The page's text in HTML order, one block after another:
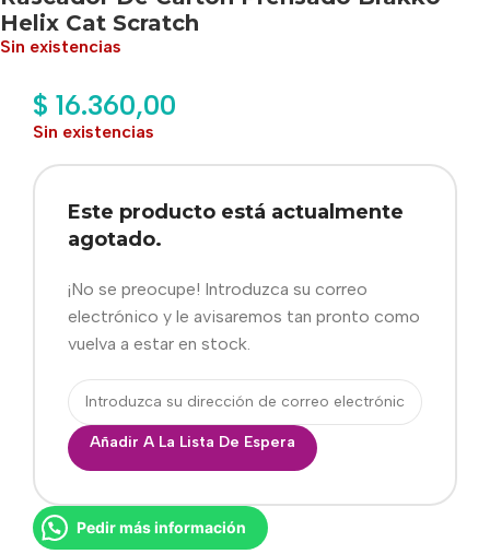
Helix Cat Scratch
Sin existencias
$ 16.360,00
Sin existencias
Este producto está actualmente
agotado.
¡No se preocupe! Introduzca su correo
electrónico y le avisaremos tan pronto como
vuelva a estar en stock.
Añadir A La Lista De Espera
Pedir más información